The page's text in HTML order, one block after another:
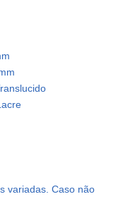
variadas. Caso não